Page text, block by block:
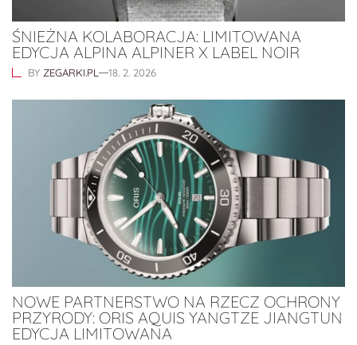
ŚNIEŻNA KOLABORACJA: LIMITOWANA
EDYCJA ALPINA ALPINER X LABEL NOIR
BY ZEGARKI.PL 18. 2. 2026
NOWE PARTNERSTWO NA RZECZ OCHRONY
PRZYRODY: ORIS AQUIS YANGTZE JIANGTUN
EDYCJA LIMITOWANA